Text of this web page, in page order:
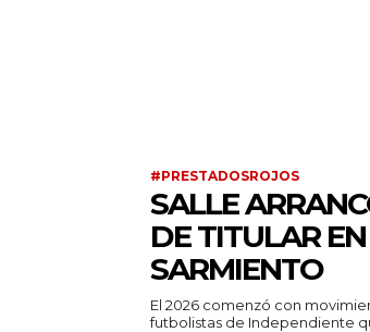
#PRESTADOSROJOS
SALLE
DE TITULAR EN
SARMIENTO
El 2026 comenzó con
futbolistas de Independiente